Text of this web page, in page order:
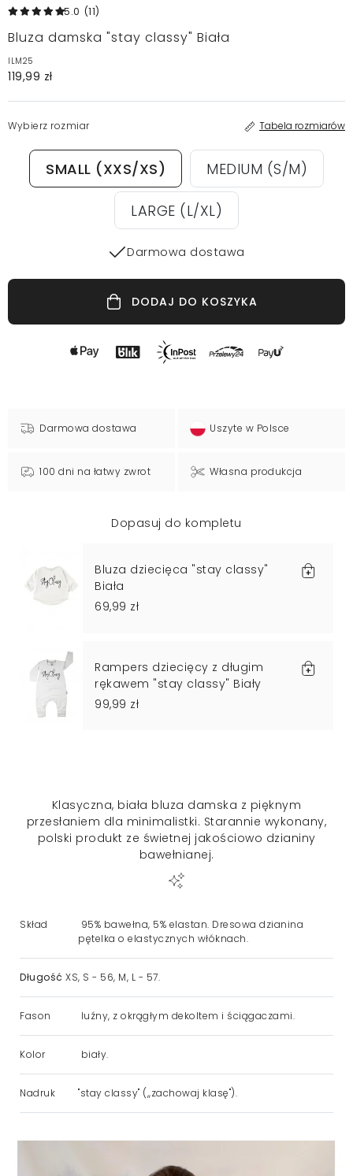
5.0 (11)
Bluza damska "stay classy" Biała
ILM25
119,99 zł
Wybierz rozmiar Tabela rozmiarów
SMALL (XXS/XS) MEDIUM (S/M)
LARGE (L/XL)
Darmowa dostawa
DODAJ DO KOSZYKA
Darmowa dostawa Uszyte w Polsce
100 dni na łatwy zwrot Własna produkcja
Dopasuj do kompletu
Bluza dziecięca "stay classy"
Biała
69,99 zł
Rampers dziecięcy z długim
rękawem "stay classy" Biały
99,99 zł
Klasyczna, biała bluza damska z pięknym
przesłaniem dla minimalistki. Starannie wykonany,
polski produkt ze świetnej jakościowo dzianiny
bawełnianej.
Skład
95% bawełna, 5% elastan. Dresowa dzianina
pętelka o elastycznych włóknach.
Długość XS, S - 56, M, L - 57.
Fason luźny, z okrągłym dekoltem i ściągaczami.
Kolor biały.
Nadruk "stay classy" (,,zachowaj klasę").